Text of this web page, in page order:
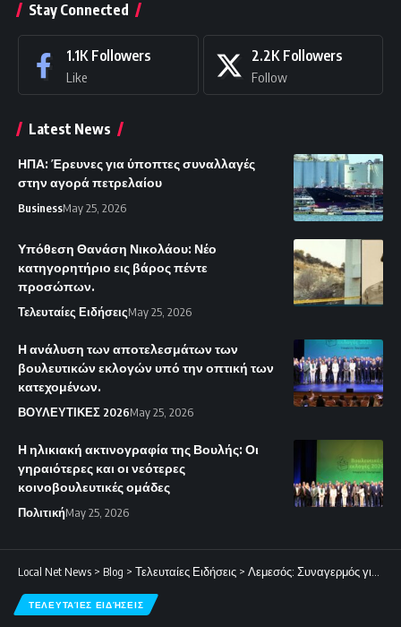
Stay Connected
1.1K Followers
Like
2.2K Followers
Follow
Latest News
ΗΠΑ: Έρευνες για ύποπτες συναλλαγές
στην αγορά πετρελαίου
BusinessMay 25, 2026
Υπόθεση Θανάση Νικολάου: Νέο
κατηγορητήριο εις βάρος πέντε
προσώπων.
Τελευταίες ΕιδήσειςMay 25, 2026
Η ανάλυση των αποτελεσμάτων των
βουλευτικών εκλογών υπό την οπτική των
κατεχομένων.
ΒΟΥΛΕΥΤΙΚΕΣ 2026May 25, 2026
Η ηλικιακή ακτινογραφία της Βουλής: Οι
γηραιότερες και οι νεότερες
κοινοβουλευτικές ομάδες
ΠολιτικήMay 25, 2026
Local Net News > Blog > Τελευταίες Ειδήσεις > Λεμεσός: Συναγερμός για την έξαρση του οργανωμένου εγκλήματος και τον κίνδυνο διεθνοποίησης του πολέμου κυριαρχίας.
ΤΕΛΕΥΤΑΊΕΣ ΕΙΔΉΣΕΙΣ